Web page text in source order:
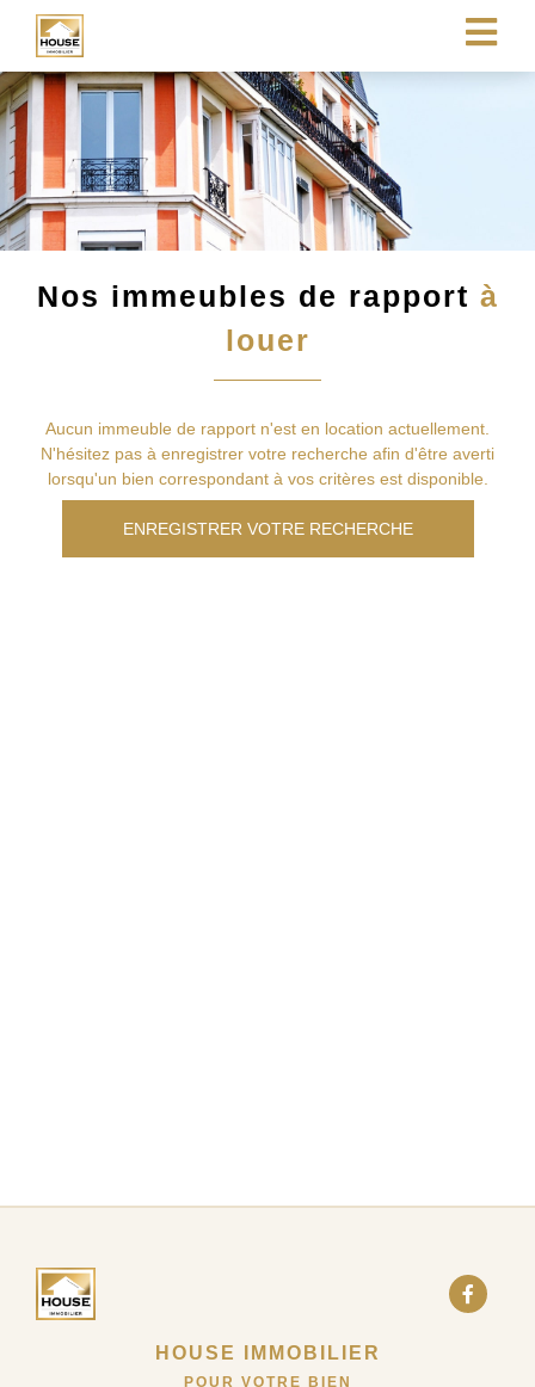
Nos immeubles de rapport à
louer
Aucun immeuble de rapport n'est en location actuellement.
N'hésitez pas à enregistrer votre recherche afin d'être averti
lorsqu'un bien correspondant à vos critères est disponible.
ENREGISTRER VOTRE RECHERCHE
HOUSE IMMOBILIER
POUR VOTRE BIEN